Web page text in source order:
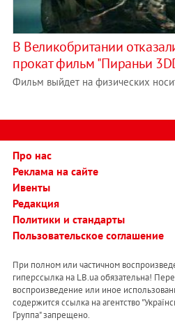
В Великобритании
прокат фильм "Пираньи
Фильм выйдет на физических
Про нас
Реклама на сайте
Ивенты
Редакция
Политики и стандарты
Пользовательское соглашение
При полном или частичном
гиперссылка на LB.ua обязательна!
воспроизведение или иное
содержится ссылка на агентство
Группа" запрещено.